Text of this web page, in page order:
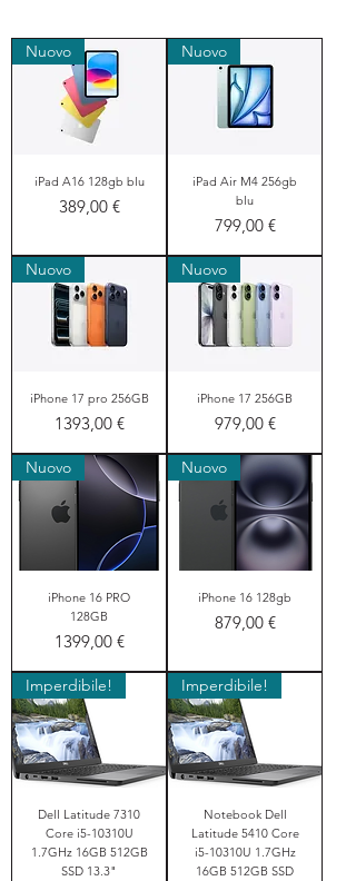
Nuovo
iPad A16 128gb blu
Prezzo
389,00 €
Nuovo
iPad Air M4 256gb
blu
Prezzo
799,00 €
Nuovo
iPhone 17 pro 256GB
Prezzo
1393,00 €
Nuovo
iPhone 17 256GB
Prezzo
979,00 €
Nuovo
iPhone 16 PRO
128GB
Prezzo
1399,00 €
Nuovo
iPhone 16 128gb
Prezzo
879,00 €
Imperdibile!
Dell Latitude 7310
Core i5-10310U
1.7GHz 16GB 512GB
SSD 13.3"
Imperdibile!
Notebook Dell
Latitude 5410 Core
i5-10310U 1.7GHz
16GB 512GB SSD